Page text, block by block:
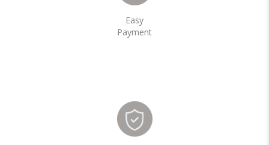
Easy
Payment